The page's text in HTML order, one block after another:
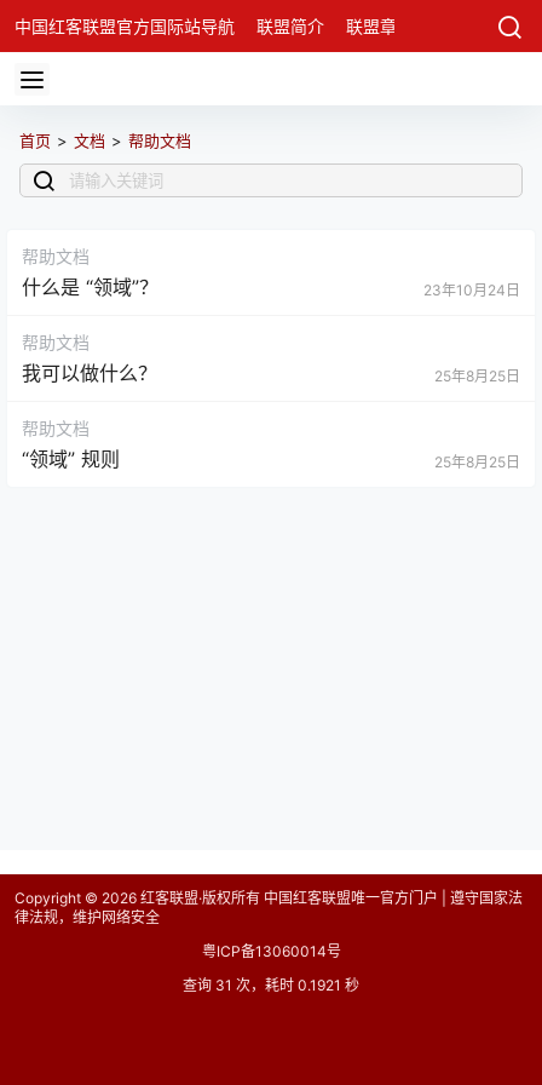
中国红客联盟官方国际站导航 联盟简介 联盟章程 联盟架构
首页 > 文档 > 帮助文档
帮助文档
什么是 “领域”？ 23年10月24日
帮助文档
我可以做什么？ 25年8月25日
帮助文档
“领域” 规则 25年8月25日
Copyright © 2026 红客联盟·版权所有 中国红客联盟唯一官方门户 | 遵守国家法
律法规，维护网络安全
粤ICP备13060014号
查询 31 次，耗时 0.1921 秒